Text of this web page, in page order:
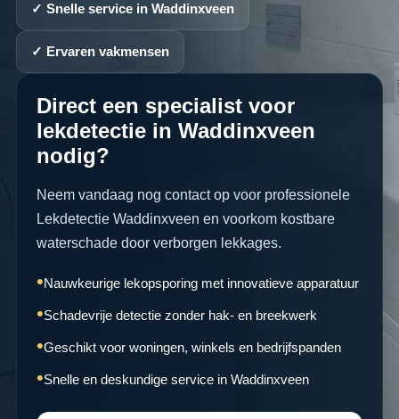
✓ Snelle service in Waddinxveen
✓ Ervaren vakmensen
Direct een specialist voor
lekdetectie in Waddinxveen
nodig?
Neem vandaag nog contact op voor professionele
Lekdetectie Waddinxveen en voorkom kostbare
waterschade door verborgen lekkages.
Nauwkeurige lekopsporing met innovatieve apparatuur
Schadevrije detectie zonder hak- en breekwerk
Geschikt voor woningen, winkels en bedrijfspanden
Snelle en deskundige service in Waddinxveen